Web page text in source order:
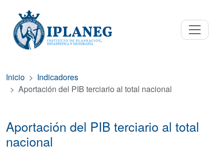
Inicio
Indicadores
Aportación del PIB terciario al total nacional
Aportación del PIB terciario al total
nacional